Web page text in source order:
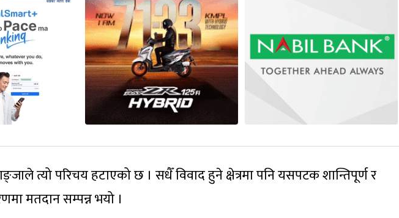
त्यो परिचय हटाएको छ । सधैँ विवाद हुने क्षेत्रमा पनि यसपटक शान्तिपूर्ण र
मतदान सम्पन्न भयो ।